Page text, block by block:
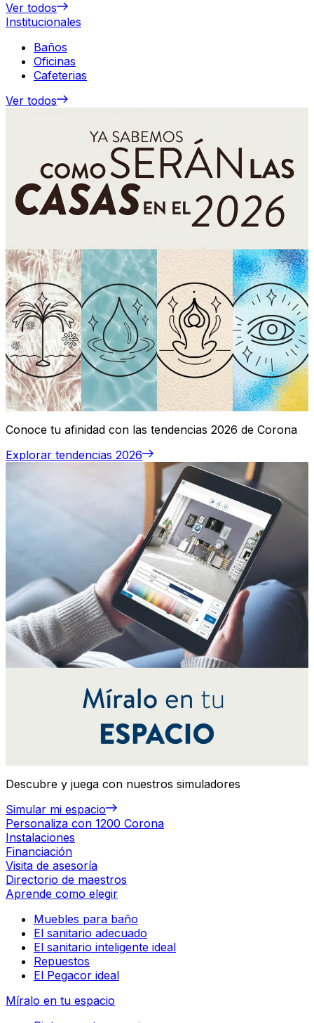
Ver todos
Institucionales
Baños
Oficinas
Cafeterias
Ver todos
Conoce tu afinidad con las tendencias 2026 de Corona
Explorar tendencias 2026
Descubre y juega con nuestros simuladores
Simular mi espacio
Personaliza con 1200 Corona
Instalaciones
Financiación
Visita de asesoría
Directorio de maestros
Aprende como elegir
Muebles para baño
El sanitario adecuado
El sanitario inteligente ideal
Repuestos
El Pegacor ideal
Míralo en tu espacio